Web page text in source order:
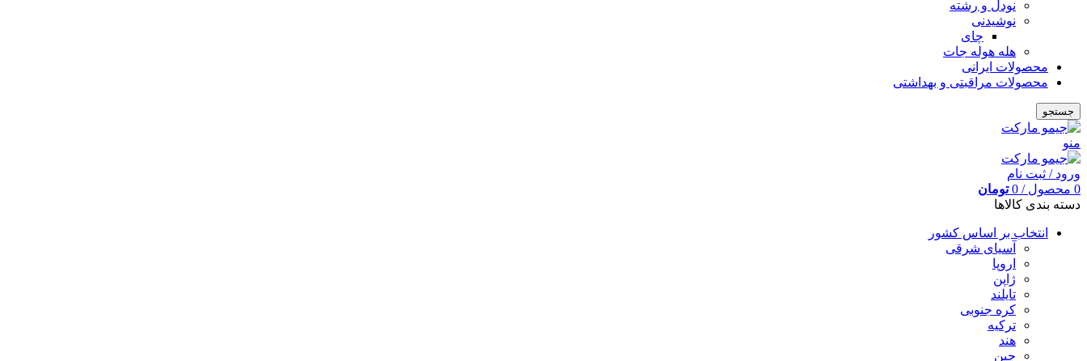
نودل و رشته
نوشیدنی
چای
هله هوله جات
محصولات ایرانی
محصولات مراقبتی و بهداشتی
جستجو
منو
ورود / ثبت نام
0 محصول /
0 تومان
دسته بندی کالاها
انتخاب بر اساس کشور
آسیای شرقی
اروپا
ژاپن
تایلند
کره جنوبی
ترکیه
هند
چین